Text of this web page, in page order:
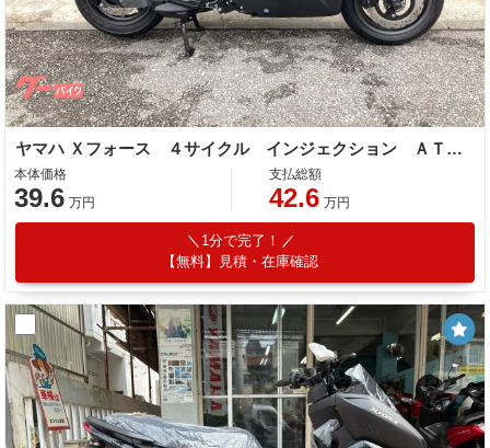
ヤマハ Ｘフォース ４サイクル インジェクション ＡＴ ＳＯＨＣ
本体価格
39.6 万円
支払総額
42.6 万円
1分で完了！
【無料】見積・在庫確認